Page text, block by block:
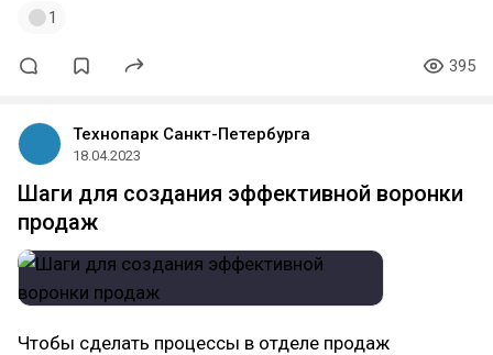
1
395
Технопарк Санкт-Петербурга
18.04.2023
Шаги для создания эффективной воронки
продаж
Чтобы сделать процессы в отделе продаж